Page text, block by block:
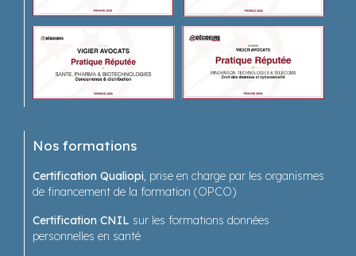
Nos formations
Certification Qualiopi, prise en charge par les organismes
de financement de la formation (OPCO)
Certification CNIL sur les formations données
personnelles en santé